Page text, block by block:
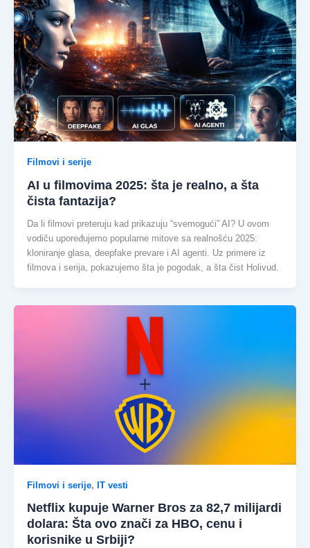
Filmovi i serije
AI u filmovima 2025: šta je realno, a šta
čista fantazija?
Da li filmovi preteruju kad prikazuju “svemogući” AI? U ovom
vodiču upoređujemo popularne mitove sa realnošću 2025:
kloniranje glasa, deepfake prevare i AI agenti. Uz primere iz
filmova i serija, pokazujemo šta je pogodak, a šta čist Holivud.
Filmovi i serije, IT vesti
Netflix kupuje Warner Bros za 82,7 milijardi
dolara: Šta ovo znači za HBO, cenu i
korisnike u Srbiji?